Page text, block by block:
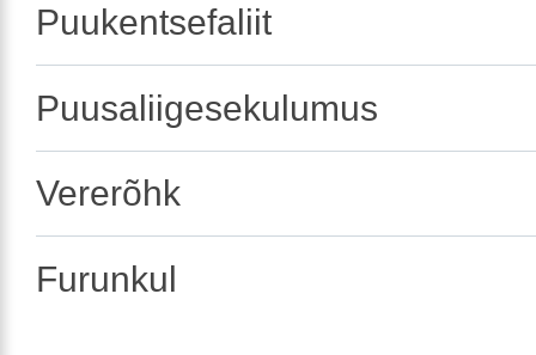
Puukentsefaliit
Puusaliigesekulumus
Vererõhk
Furunkul